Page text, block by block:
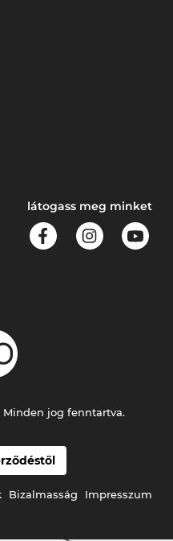
látogass meg minket
Bizalmasság Impresszum
Minden jog fenntartva.